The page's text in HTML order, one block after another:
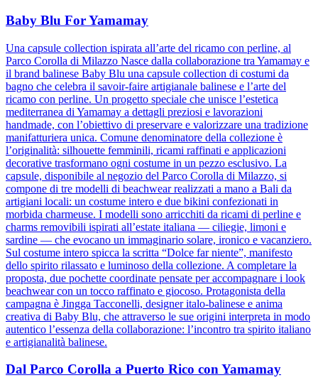
Baby Blu For Yamamay
Una capsule collection ispirata all’arte del ricamo con perline, al
Parco Corolla di Milazzo Nasce dalla collaborazione tra Yamamay e
il brand balinese Baby Blu una capsule collection di costumi da
bagno che celebra il savoir-faire artigianale balinese e l’arte del
ricamo con perline. Un progetto speciale che unisce l’estetica
mediterranea di Yamamay a dettagli preziosi e lavorazioni
handmade, con l’obiettivo di preservare e valorizzare una tradizione
manifatturiera unica. Comune denominatore della collezione è
l’originalità: silhouette femminili, ricami raffinati e applicazioni
decorative trasformano ogni costume in un pezzo esclusivo. La
capsule, disponibile al negozio del Parco Corolla di Milazzo, si
compone di tre modelli di beachwear realizzati a mano a Bali da
artigiani locali: un costume intero e due bikini confezionati in
morbida charmeuse. I modelli sono arricchiti da ricami di perline e
charms removibili ispirati all’estate italiana — ciliegie, limoni e
sardine — che evocano un immaginario solare, ironico e vacanziero.
Sul costume intero spicca la scritta “Dolce far niente”, manifesto
dello spirito rilassato e luminoso della collezione. A completare la
proposta, due pochette coordinate pensate per accompagnare i look
beachwear con un tocco raffinato e giocoso. Protagonista della
campagna è Jingga Tacconelli, designer italo-balinese e anima
creativa di Baby Blu, che attraverso le sue origini interpreta in modo
autentico l’essenza della collaborazione: l’incontro tra spirito italiano
e artigianalità balinese.
Dal Parco Corolla a Puerto Rico con Yamamay